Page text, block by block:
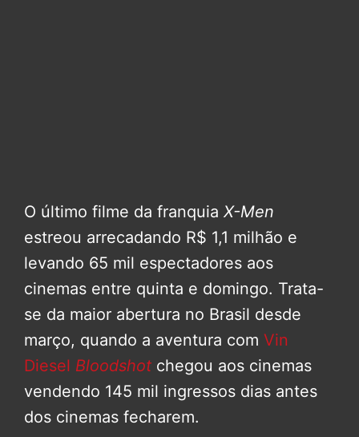
O último filme da franquia X-Men
estreou arrecadando R$ 1,1 milhão e
levando 65 mil espectadores aos
cinemas entre quinta e domingo. Trata-
se da maior abertura no Brasil desde
março, quando a aventura com Vin
Diesel Bloodshot chegou aos cinemas
vendendo 145 mil ingressos dias antes
dos cinemas fecharem.